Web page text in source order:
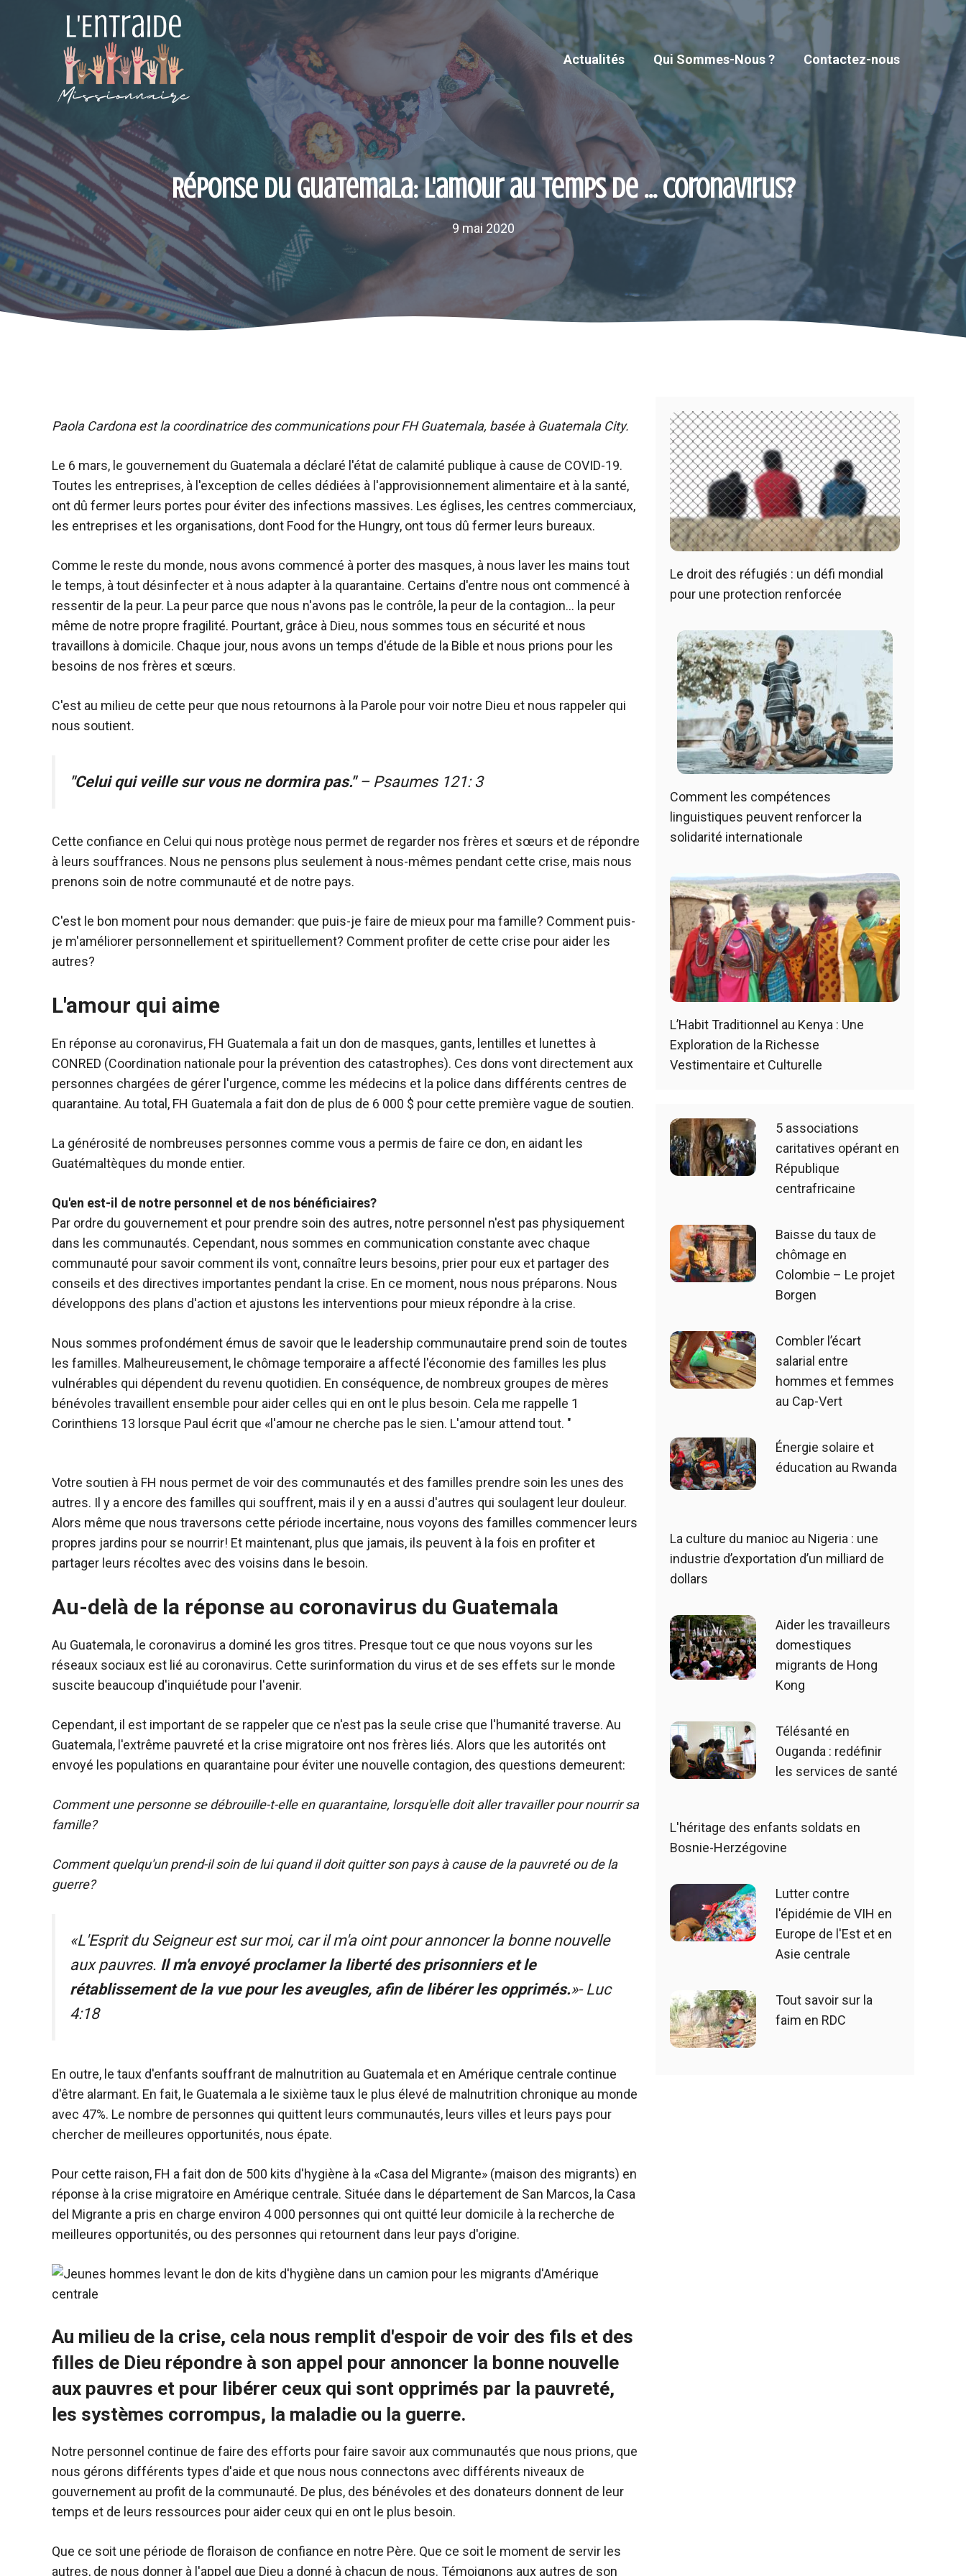
Actualités Qui Sommes-Nous ? Contactez-nous
Réponse du Guatemala: l'amour au temps de … Coronavirus?
9 mai 2020
Paola Cardona est la coordinatrice des communications pour FH Guatemala, basée à Guatemala City.
Le 6 mars, le gouvernement du Guatemala a déclaré l'état de calamité publique à cause de COVID-19.
Toutes les entreprises, à l'exception de celles dédiées à l'approvisionnement alimentaire et à la santé,
ont dû fermer leurs portes pour éviter des infections massives. Les églises, les centres commerciaux,
les entreprises et les organisations, dont Food for the Hungry, ont tous dû fermer leurs bureaux.
Comme le reste du monde, nous avons commencé à porter des masques, à nous laver les mains tout
le temps, à tout désinfecter et à nous adapter à la quarantaine. Certains d'entre nous ont commencé à
ressentir de la peur. La peur parce que nous n'avons pas le contrôle, la peur de la contagion… la peur
même de notre propre fragilité. Pourtant, grâce à Dieu, nous sommes tous en sécurité et nous
travaillons à domicile. Chaque jour, nous avons un temps d'étude de la Bible et nous prions pour les
besoins de nos frères et sœurs.
C'est au milieu de cette peur que nous retournons à la Parole pour voir notre Dieu et nous rappeler qui
nous soutient.
"Celui qui veille sur vous ne dormira pas."– Psaumes 121: 3
Cette confiance en Celui qui nous protège nous permet de regarder nos frères et sœurs et de répondre
à leurs souffrances. Nous ne pensons plus seulement à nous-mêmes pendant cette crise, mais nous
prenons soin de notre communauté et de notre pays.
C'est le bon moment pour nous demander: que puis-je faire de mieux pour ma famille? Comment puis-
je m'améliorer personnellement et spirituellement? Comment profiter de cette crise pour aider les
autres?
L'amour qui aime
En réponse au coronavirus, FH Guatemala a fait un don de masques, gants, lentilles et lunettes à
CONRED (Coordination nationale pour la prévention des catastrophes). Ces dons vont directement aux
personnes chargées de gérer l'urgence, comme les médecins et la police dans différents centres de
quarantaine. Au total, FH Guatemala a fait don de plus de 6 000 $ pour cette première vague de soutien.
La générosité de nombreuses personnes comme vous a permis de faire ce don, en aidant les
Guatémaltèques du monde entier.
Qu'en est-il de notre personnel et de nos bénéficiaires?
Par ordre du gouvernement et pour prendre soin des autres, notre personnel n'est pas physiquement
dans les communautés. Cependant, nous sommes en communication constante avec chaque
communauté pour savoir comment ils vont, connaître leurs besoins, prier pour eux et partager des
conseils et des directives importantes pendant la crise. En ce moment, nous nous préparons. Nous
développons des plans d'action et ajustons les interventions pour mieux répondre à la crise.
Nous sommes profondément émus de savoir que le leadership communautaire prend soin de toutes
les familles. Malheureusement, le chômage temporaire a affecté l'économie des familles les plus
vulnérables qui dépendent du revenu quotidien. En conséquence, de nombreux groupes de mères
bénévoles travaillent ensemble pour aider celles qui en ont le plus besoin. Cela me rappelle 1
Corinthiens 13 lorsque Paul écrit que «l'amour ne cherche pas le sien. L'amour attend tout. "
Votre soutien à FH nous permet de voir des communautés et des familles prendre soin les unes des
autres. Il y a encore des familles qui souffrent, mais il y en a aussi d'autres qui soulagent leur douleur.
Alors même que nous traversons cette période incertaine, nous voyons des familles commencer leurs
propres jardins pour se nourrir! Et maintenant, plus que jamais, ils peuvent à la fois en profiter et
partager leurs récoltes avec des voisins dans le besoin.
Au-delà de la réponse au coronavirus du Guatemala
Au Guatemala, le coronavirus a dominé les gros titres. Presque tout ce que nous voyons sur les
réseaux sociaux est lié au coronavirus. Cette surinformation du virus et de ses effets sur le monde
suscite beaucoup d'inquiétude pour l'avenir.
Cependant, il est important de se rappeler que ce n'est pas la seule crise que l'humanité traverse. Au
Guatemala, l'extrême pauvreté et la crise migratoire ont nos frères liés. Alors que les autorités ont
envoyé les populations en quarantaine pour éviter une nouvelle contagion, des questions demeurent:
Comment une personne se débrouille-t-elle en quarantaine, lorsqu'elle doit aller travailler pour nourrir sa
famille?
Comment quelqu'un prend-il soin de lui quand il doit quitter son pays à cause de la pauvreté ou de la
guerre?
«L'Esprit du Seigneur est sur moi, car il m'a oint pour annoncer la bonne nouvelle
aux pauvres. Il m'a envoyé proclamer la liberté des prisonniers et le
rétablissement de la vue pour les aveugles, afin de libérer les opprimés.»- Luc
4:18
En outre, le taux d'enfants souffrant de malnutrition au Guatemala et en Amérique centrale continue
d'être alarmant. En fait, le Guatemala a le sixième taux le plus élevé de malnutrition chronique au monde
avec 47%. Le nombre de personnes qui quittent leurs communautés, leurs villes et leurs pays pour
chercher de meilleures opportunités, nous épate.
Pour cette raison, FH a fait don de 500 kits d'hygiène à la «Casa del Migrante» (maison des migrants) en
réponse à la crise migratoire en Amérique centrale. Située dans le département de San Marcos, la Casa
del Migrante a pris en charge environ 4 000 personnes qui ont quitté leur domicile à la recherche de
meilleures opportunités, ou des personnes qui retournent dans leur pays d'origine.
Au milieu de la crise, cela nous remplit d'espoir de voir des fils et des
filles de Dieu répondre à son appel pour annoncer la bonne nouvelle
aux pauvres et pour libérer ceux qui sont opprimés par la pauvreté,
les systèmes corrompus, la maladie ou la guerre.
Notre personnel continue de faire des efforts pour faire savoir aux communautés que nous prions, que
nous gérons différents types d'aide et que nous nous connectons avec différents niveaux de
gouvernement au profit de la communauté. De plus, des bénévoles et des donateurs donnent de leur
temps et de leurs ressources pour aider ceux qui en ont le plus besoin.
Que ce soit une période de floraison de confiance en notre Père. Que ce soit le moment de servir les
autres, de nous donner à l'appel que Dieu a donné à chacun de nous. Témoignons aux autres de son
Le droit des réfugiés : un défi mondial
pour une protection renforcée
Comment les compétences
linguistiques peuvent renforcer la
solidarité internationale
L’Habit Traditionnel au Kenya : Une
Exploration de la Richesse
Vestimentaire et Culturelle
5 associations
caritatives opérant en
République
centrafricaine
Baisse du taux de
chômage en
Colombie – Le projet
Borgen
Combler l’écart
salarial entre
hommes et femmes
au Cap-Vert
Énergie solaire et
éducation au Rwanda
La culture du manioc au Nigeria : une
industrie d’exportation d’un milliard de
dollars
Aider les travailleurs
domestiques
migrants de Hong
Kong
Télésanté en
Ouganda : redéfinir
les services de santé
L'héritage des enfants soldats en
Bosnie-Herzégovine
Lutter contre
l'épidémie de VIH en
Europe de l'Est et en
Asie centrale
Tout savoir sur la
faim en RDC